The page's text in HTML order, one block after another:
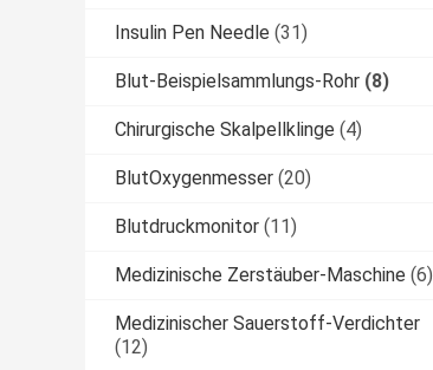
Insulin Pen Needle (31)
Blut-Beispielsammlungs-Rohr (8)
Chirurgische Skalpellklinge (4)
BlutOxygenmesser (20)
Blutdruckmonitor (11)
Medizinische Zerstäuber-Maschine (6)
Medizinischer Sauerstoff-Verdichter
(12)